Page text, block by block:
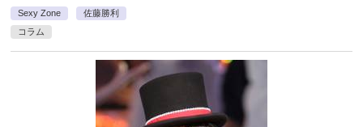
Sexy Zone
佐藤勝利
コラム